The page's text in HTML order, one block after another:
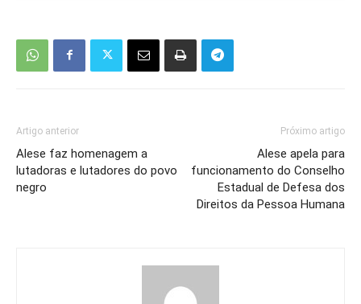
Artigo anterior
Alese faz homenagem a
lutadoras e lutadores do povo
negro
Próximo artigo
Alese apela para
funcionamento do Conselho
Estadual de Defesa dos
Direitos da Pessoa Humana